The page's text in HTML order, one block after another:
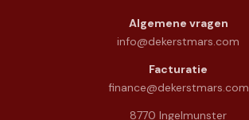
Algemene vragen
info@dekerstmars.com
Facturatie
finance@dekerstmars.com
8770 Ingelmunster